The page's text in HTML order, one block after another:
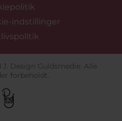
indstillinger
Design Guldsmedie. Alle
forbeholdt.